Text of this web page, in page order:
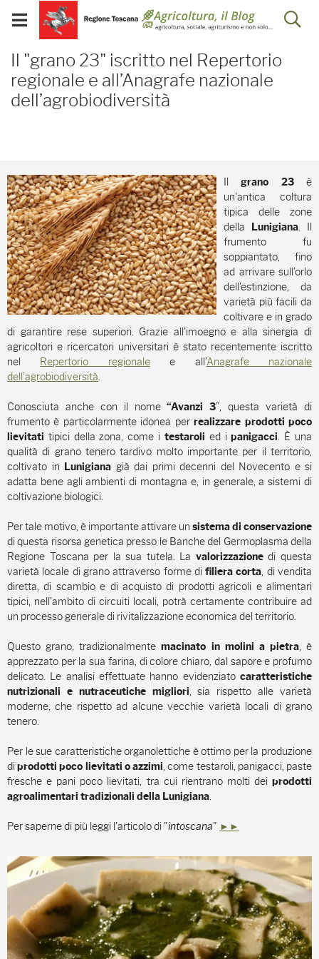
Skip to Main Content
Visualizza/chiudi
menu
mobile
Il "grano 23" iscritto nel
Il "grano 23" iscritto nel Repertorio
regionale e all’Anagrafe nazionale
dell’agrobiodiversità
Ilgrano 23è
un'antica coltura
tipica delle zone
della
Lunigiana. Il
frumento fu
soppiantato, fino
ad arrivare sull’orlo
dell’estinzione, da
varietà più facili da
coltivare e in grado
di garantire rese superiori. Grazie all'imoegno e alla sinergia di
agricoltori e ricercatori universitari è stato recentemente iscritto
nel Repertorio regionalee all’Anagrafe nazionale
dell’agrobiodiversità.
Conosciuta anche con il nome“Avanzi 3”, questa varietà di
frumento è particolarmente idonea perrealizzare prodotti poco
lievitati tipici della zona, come i testaroli ed ipanigacci. È una
qualità di grano tenero tardivo molto importante per il territorio,
coltivato in Lunigiana già dai primi decenni del Novecento e si
adatta bene agli ambienti di montagna e, in generale, a sistemi di
coltivazione biologici.
Per tale motivo, è importante attivare un sistema di conservazione
di questa risorsa genetica presso le Banche del Germoplasma della
Regione Toscana per la sua tutela. La valorizzazionedi questa
varietà locale di grano attraverso forme difiliera corta, di vendita
diretta, di scambio e di acquisto di prodotti agricoli e alimentari
tipici, nell’ambito di circuiti locali, potrà certamente contribuire ad
un processo generale di rivitalizzazione economica del territorio.
Questo grano, tradizionalmentemacinato in molini a pietra, è
apprezzato per la sua farina, di colore chiaro, dal sapore e profumo
delicato. Le analisi effettuate hanno evidenziato caratteristiche
nutrizionali e nutraceutiche migliori, sia rispetto alle varietà
moderne, che rispetto ad alcune vecchie varietà locali di grano
tenero.
Per le sue caratteristiche organolettiche è ottimo per la produzione
diprodotti poco lievitati o azzimi, come testaroli, panigacci, paste
fresche e pani poco lievitati, tra cui rientrano molti dei prodotti
agroalimentari tradizionali della Lunigiana.
Per saperne di più leggi l'articolo di "intoscana" ►►